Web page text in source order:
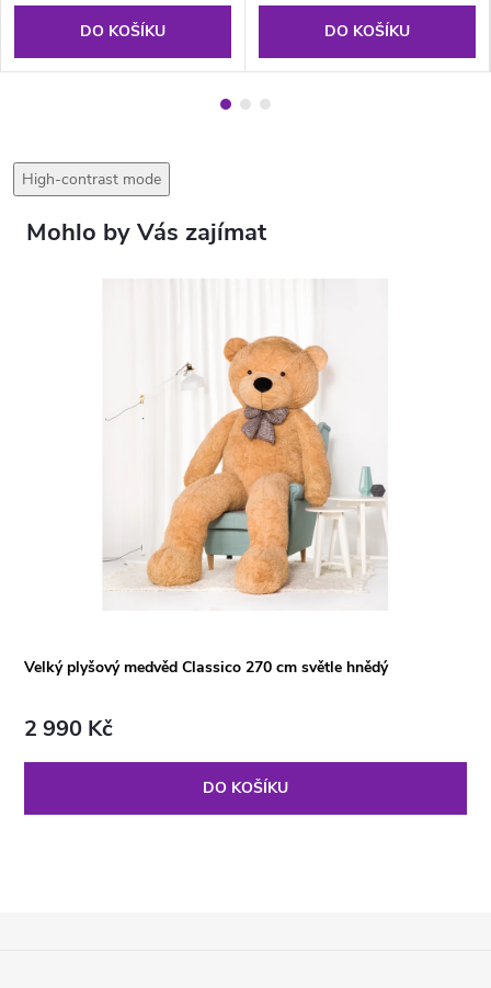
DO KOŠÍKU DO KOŠÍKU
High-contrast mode
Velký plyšový medvěd Classico 270 cm světle hnědý
2 990 Kč
DO KOŠÍKU